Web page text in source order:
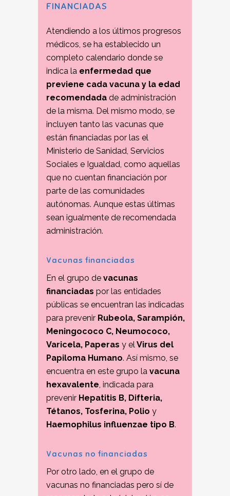
FINANCIADAS
Atendiendo a los últimos progresos
médicos, se ha establecido un
completo calendario donde se
indica la enfermedad que
previene cada vacuna y la edad
recomendada de administración
de la misma. Del mismo modo, se
incluyen tanto las vacunas que
están financiadas por las el
Ministerio de Sanidad, Servicios
Sociales e Igualdad, como aquellas
que no cuentan financiación por
parte de las comunidades
autónomas. Aunque estas últimas
sean igualmente de recomendada
administración.
Vacunas financiadas
En el grupo de vacunas
financiadas por las entidades
públicas se encuentran las indicadas
para prevenir Rubeola, Sarampión,
Meningococo C, Neumococo,
Varicela, Paperas y elVirus del
Papiloma Humano. Así mismo, se
encuentra en este grupo la vacuna
hexavalente, indicada para
prevenir Hepatitis B, Difteria,
Tétanos, Tosferina, Polio y
Haemophilus influenzae tipo B.
Vacunas no financiadas
Por otro lado, en el grupo de
vacunas no financiadas pero sí de